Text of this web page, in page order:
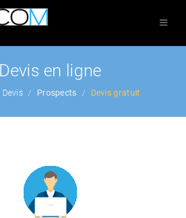
Devis en ligne
Devis Prospects Devis gratuit